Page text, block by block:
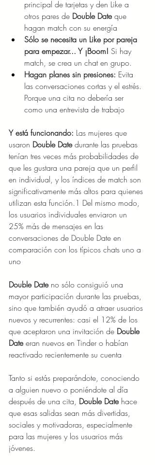
principal de tarjetas y den Like a
otros pares de Double Date que
hagan match con su energía
Sólo se necesita un Like por pareja
para empezar... Y ¡Boom! Si hay
match, se crea un chat en grupo.
Hagan planes sin presiones: Evita
las conversaciones cortas y el estrés.
Porque una cita no debería ser
como una entrevista de trabajo
Y está funcionando: Las mujeres que
usaron Double Date durante las pruebas
tenían tres veces más probabilidades de
que les gustara una pareja que un perfil
en individual, y los índices de match son
significativamente más altos para quienes
utilizan esta función.1 Del mismo modo,
los usuarios individuales enviaron un
25% más de mensajes en las
conversaciones de Double Date en
comparación con los típicos chats uno a
uno
Double Date no sólo consiguió una
mayor participación durante las pruebas,
sino que también ayudó a atraer usuarios
nuevos y recurrentes: casi el 12% de los
que aceptaron una invitación de Double
Date eran nuevos en Tinder o habían
reactivado recientemente su cuenta
Tanto si estás preparándote, conociendo
a alguien nuevo o poniéndote al día
después de una cita, Double Date hace
que esas salidas sean más divertidas,
sociales y motivadoras, especialmente
para las mujeres y los usuarios más
jóvenes.